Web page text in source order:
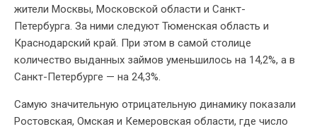
жители Москвы, Московской области и Санкт-
Петербурга. За ними следуют Тюменская область и
Краснодарский край. При этом в самой столице
количество выданных займов уменьшилось на 14,2%, а в
Санкт-Петербурге — на 24,3%.
Самую значительную отрицательную динамику показали
Ростовская, Омская и Кемеровская области, где число